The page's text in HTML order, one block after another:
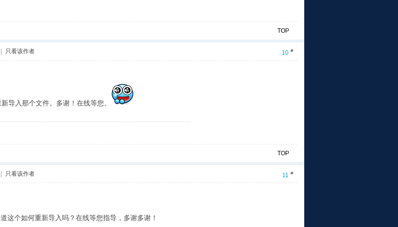
TOP
10 #
只看该作者
导入那个文件。多谢！在线等您。
TOP
11 #
只看该作者
这个如何重新导入吗？在线等您指导，多谢多谢！